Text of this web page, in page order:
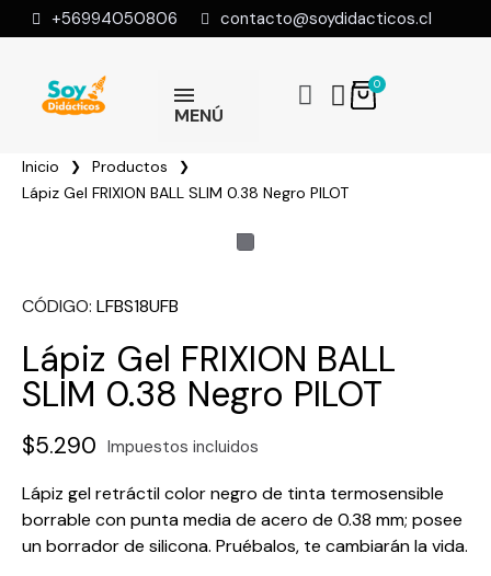
+56994050806 contacto@soydidacticos.cl
MENÚ
Inicio
Productos
Lápiz Gel FRIXION BALL SLIM 0.38 Negro PILOT
CÓDIGO LFBS18UFB
Lápiz Gel FRIXION BALL
SLIM 0.38 Negro PILOT
$5.290 Impuestos incluidos
Lápiz gel retráctil color negro de tinta termosensible
borrable con punta media de acero de 0.38 mm; posee
un borrador de silicona. Pruébalos, te cambiarán la vida.